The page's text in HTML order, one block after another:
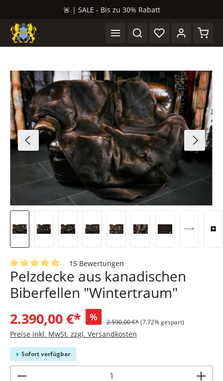
🚨 | SALE - Bis zu 30% Rabatt
Bildergalerie überspringen
Durchschnittliche Bewertung von 4.9 von 5 Sternen
15 Bewertungen
Pelzdecke aus kanadischen
Biberfellen "Wintertraum"
2.390,00 €* % 2.590,00 €*(7.72% gespart)
Preise inkl. MwSt. zzgl. Versandkosten
Sofort verfügbar
Produkt Anzahl: Gib den gewünschten